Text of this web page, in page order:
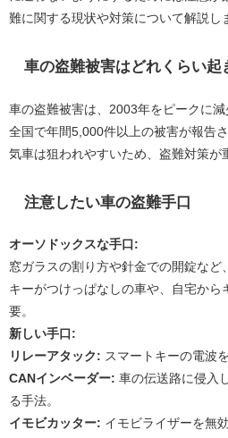
難に関する現状や対策について解説し
車の盗難被害はどれくらい起
車の盗難被害は、2003年をピークに
全国で年間5,000件以上の被害が報告
気車は狙われやすいため、盗難対策が
注意したい車の盗難手口
オーソドックスな手口:
窓ガラスの割り方や針金での開錠など
キーがつけっぱなしの車や、自宅から
要。
新しい手口:
リレーアタック: スマートキーの電波
CANインベーダー: 車の伝送路に侵入
る手法。
イモビカッター: イモビライザーを無